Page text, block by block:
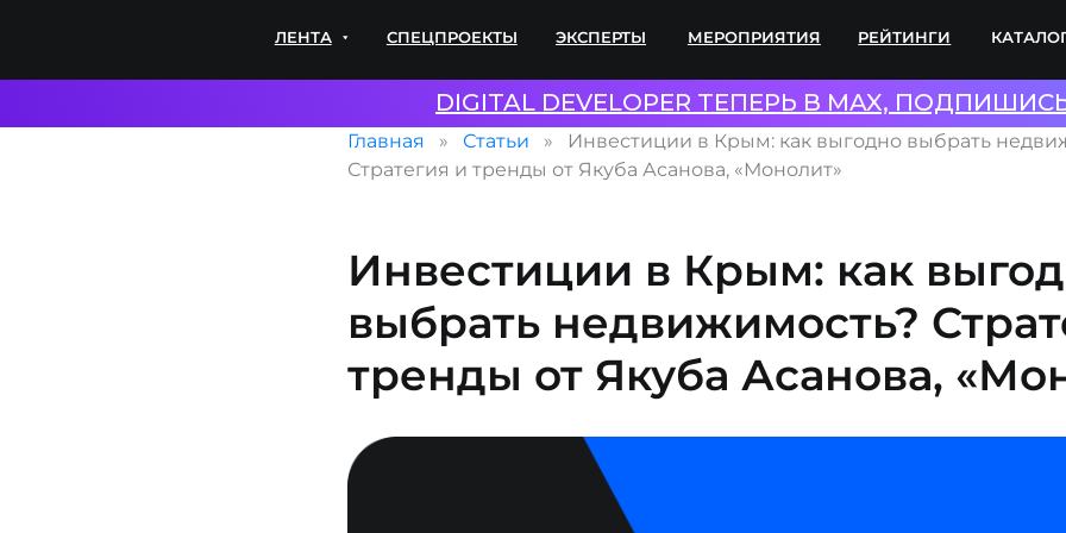
ЭКСПЕРТЫ КАТАЛОГИ
МЕРОПРИЯТИЯ
СПЕЦПРОЕКТЫ РЕЙТИНГИ
ЛЕНТА
DIGITAL DEVELOPER ТЕПЕРЬ В MAX,
Главная Статьи
Инвестиции в Крым: как выгодно выбрать
Стратегия и тренды от Якуба Асанова, «Монолит»
Инвестиции в Крым: как
выбрать недвижимость?
тренды от Якуба Асанова,